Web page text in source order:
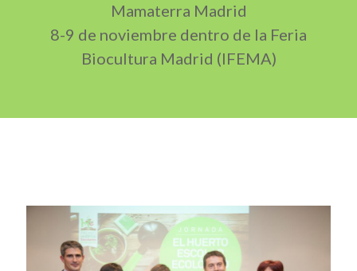
Mamaterra Madrid
8-9 de noviembre dentro de la Feria
Biocultura Madrid (IFEMA)